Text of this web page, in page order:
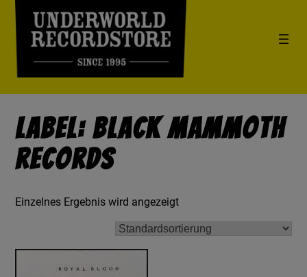
Label: Black Mammoth
Records
Einzelnes Ergebnis wird angezeigt